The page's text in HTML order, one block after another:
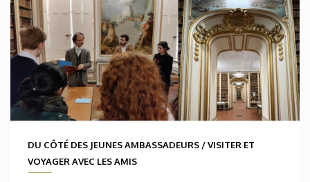
DU CÔTÉ DES JEUNES AMBASSADEURS /VISITER ET
VOYAGER AVEC LES AMIS